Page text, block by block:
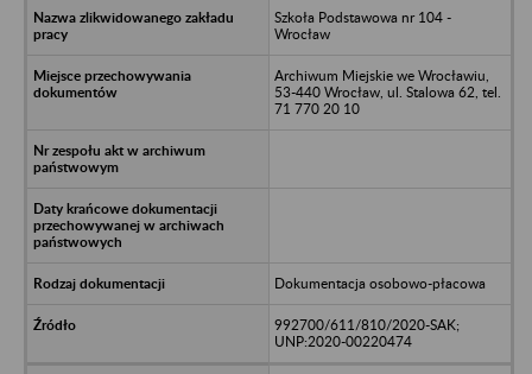
Szkoła Podstawowa nr 104 -
Wrocław
Archiwum Miejskie we Wrocławiu,
53-440 Wrocław, ul. Stalowa 62, tel.
71 770 20 10
Dokumentacja osobowo-płacowa
992700/611/810/2020-SAK;
UNP:2020-00220474